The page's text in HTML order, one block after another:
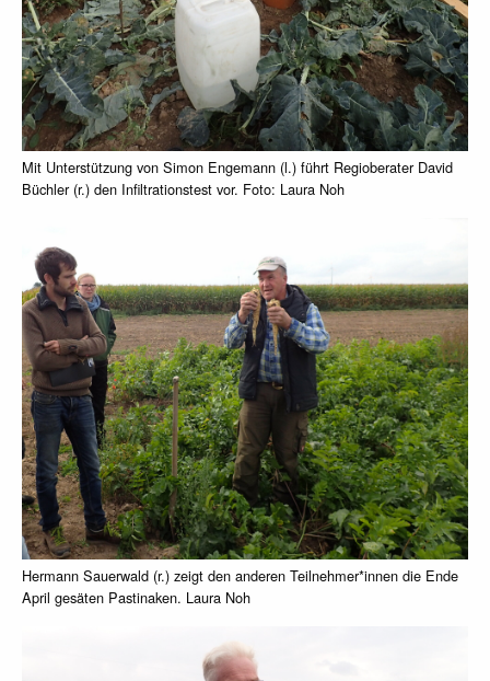
Mit Unterstützung von Simon Engemann (l.) führt Regioberater David
Büchler (r.) den Infiltrationstest vor. Foto: Laura Noh
Hermann Sauerwald (r.) zeigt den anderen Teilnehmer*innen die Ende
April gesäten Pastinaken. Laura Noh